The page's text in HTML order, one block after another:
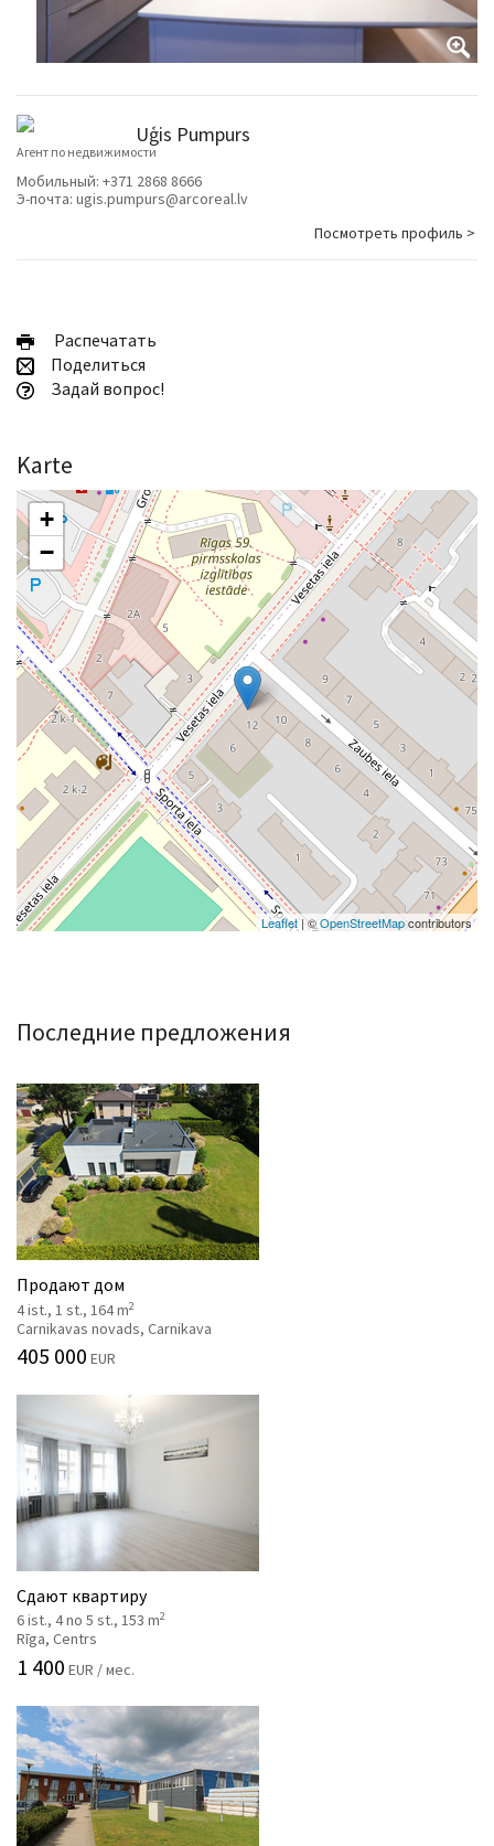
Uģis Pumpurs
Агент по недвижимости
Мобильный: +371 2868 8666
Э-почта: ugis.pumpurs@arcoreal.lv
Посмотреть профиль >
Pаспечатать
Поделиться
Задай вопрос!
Karte
+
−
Leaflet| ©OpenStreetMapcontributors
Последние предложения
Продают дом
4 ist., 1 st., 164 m2
Carnikavas novads, Carnikava
405 000 EUR
Сдают квартиру
6 ist., 4 no 5 st., 153 m2
Rīga, Centrs
1 400 EUR / мес.